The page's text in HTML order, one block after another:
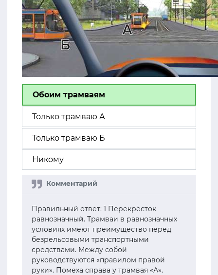
Обоим трамваям
Только трамваю А
Только трамваю Б
Никому
Правильный ответ: 1 Перекрёсток
равнозначный. Трамваи в равнозначных
условиях имеют преимущество перед
безрельсовыми транспортными
средствами. Между собой
руководствуются «правилом правой
руки». Помеха справа у трамвая «А».